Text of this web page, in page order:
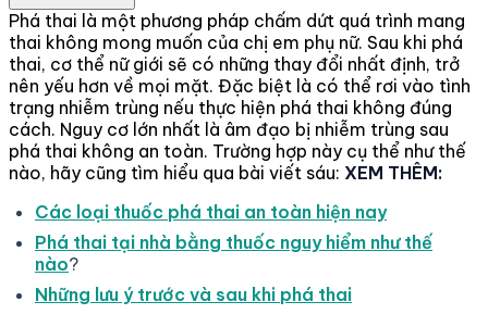
Phá thai là một phương pháp chấm dứt quá trình mang
thai không mong muốn của chị em phụ nữ. Sau khi phá
thai, cơ thể nữ giới sẽ có những thay đổi nhất định, trở
nên yếu hơn về mọi mặt. Đặc biệt là có thể rơi vào tình
trạng nhiễm trùng nếu thực hiện phá thai không đúng
cách. Nguy cơ lớn nhất là âm đạo bị nhiễm trùng sau
phá thai không an toàn. Trường hợp này cụ thể như thế
nào, hãy cũng tìm hiểu qua bài viết sáu: XEM THÊM:
Các loại thuốc phá thai an toàn hiện nay
Phá thai tại nhà bằng thuốc nguy hiểm như thế
nào?
Những lưu ý trước và sau khi phá thai